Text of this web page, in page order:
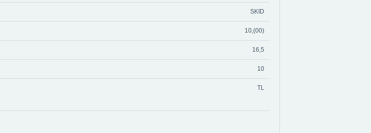
SKID
10,(00)
16,5
10
TL